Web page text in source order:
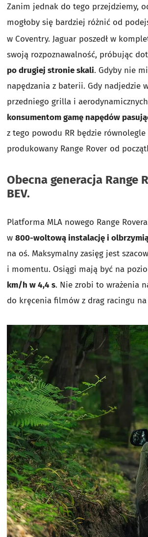
Zanim jednak do tego przejdziemy,
mogłoby się bardziej różnić od
w Coventry. Jaguar poszedł w
swoją rozpoznawalność, próbując
po drugiej stronie skali. Gdyby nie
napędzania z baterii. Gdy nadjedzie
przedniego grilla i
konsumentom gamę napędów
z tego powodu RR będzie
produkowany Range Rover od
Obecna generacja Range
BEV.
Platforma MLA nowego Range
w 800-woltową instalację i
na oś. Maksymalny zasięg jest
i momentu. Osiągi mają być na
km/h w 4,4 s. Nie zrobi to wrażenia
do kręcenia filmów z drag racingu na